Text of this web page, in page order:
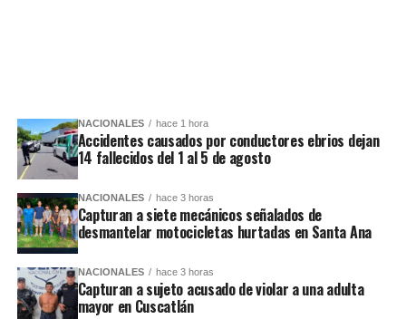
NACIONALES hace 1 hora
Accidentes causados por conductores ebrios dejan
14 fallecidos del 1 al 5 de agosto
NACIONALES hace 3 horas
Capturan a siete mecánicos señalados de
desmantelar motocicletas hurtadas en Santa Ana
NACIONALES hace 3 horas
Capturan a sujeto acusado de violar a una adulta
mayor en Cuscatlán